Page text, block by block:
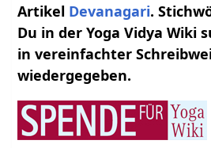
Artikel Devanagari.
Du in der Yoga Vidya Wiki
in vereinfachter
wiedergegeben.